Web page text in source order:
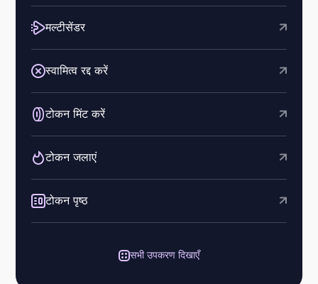
मल्टीसेंडर
स्वामित्व रद्द करें
टोकन मिंट करें
टोकन जलाएं
टोकन पृष्ठ
सभी उपकरण दिखाएँ